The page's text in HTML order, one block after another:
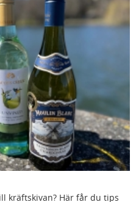
kräftskivan? Här får du tips